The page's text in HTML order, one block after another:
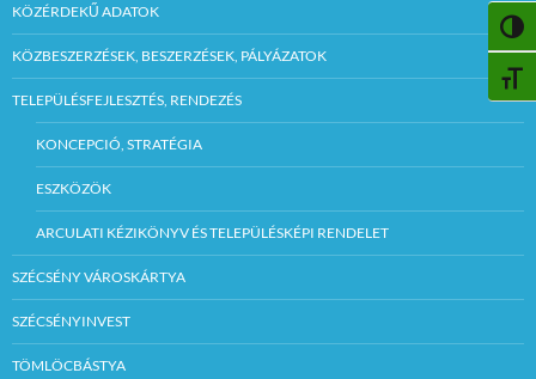
KÖZÉRDEKŰ ADATOK
KÖZBESZERZÉSEK, BESZERZÉSEK, PÁLYÁZATOK
TELEPÜLÉSFEJLESZTÉS, RENDEZÉS
KONCEPCIÓ, STRATÉGIA
ESZKÖZÖK
ARCULATI KÉZIKÖNYV ÉS TELEPÜLÉSKÉPI RENDELET
SZÉCSÉNY VÁROSKÁRTYA
SZÉCSÉNYINVEST
TÖMLÖCBÁSTYA